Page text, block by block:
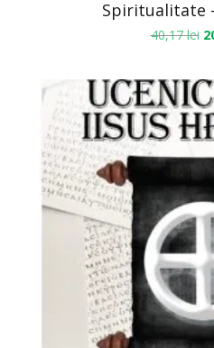
Spiritualitate
40,17lei